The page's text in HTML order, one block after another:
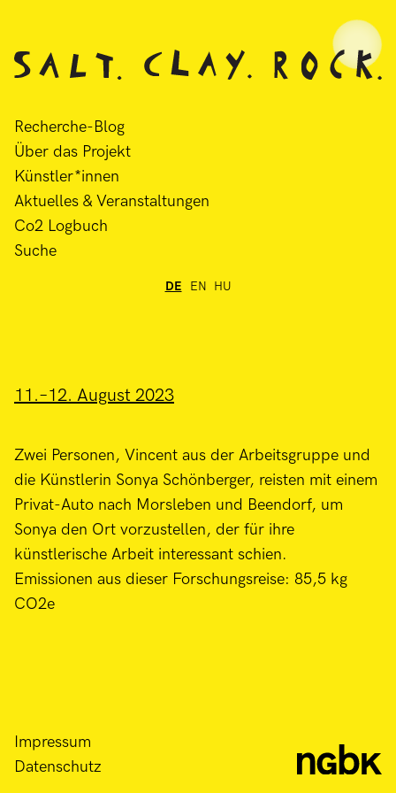
Recherche-Blog
Über das Projekt
Künstler*innen
Aktuelles & Veranstaltungen
Co2 Logbuch
Suche
DE EN HU
11.–12. August 2023
Zwei Personen, Vincent aus der Arbeitsgruppe und
die Künstlerin Sonya Schönberger, reisten mit einem
Privat-Auto nach Morsleben und Beendorf, um
Sonya den Ort vorzustellen, der für ihre
künstlerische Arbeit interessant schien.
Emissionen aus dieser Forschungsreise: 85,5 kg
CO2e
Impressum
Datenschutz